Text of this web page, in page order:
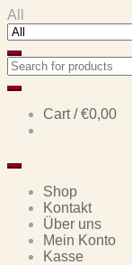
Skip
to
Skip
to
All
Cart /€0,00
Shop
Kontakt
Über uns
Mein Konto
Kasse